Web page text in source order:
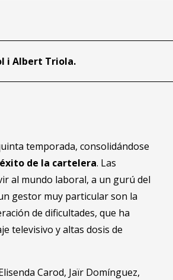
i Albert Triola.
temporada, consolidándose
de la cartelera. Las
al mundo laboral, a un gurú del
gestor muy particular son la
de dificultades, que ha
televisivo y altas dosis de
Carod, Jaïr Domínguez,